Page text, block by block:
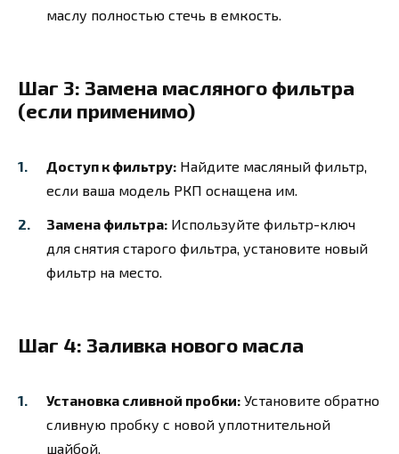
маслу полностью стечь в емкость.
Шаг 3: Замена масляного фильтра
(если применимо)
Доступ к фильтру: Найдите масляный фильтр,
если ваша модель РКП оснащена им.
Замена фильтра: Используйте фильтр-ключ
для снятия старого фильтра, установите новый
фильтр на место.
Шаг 4: Заливка нового масла
Установка сливной пробки: Установите обратно
сливную пробку с новой уплотнительной
шайбой.